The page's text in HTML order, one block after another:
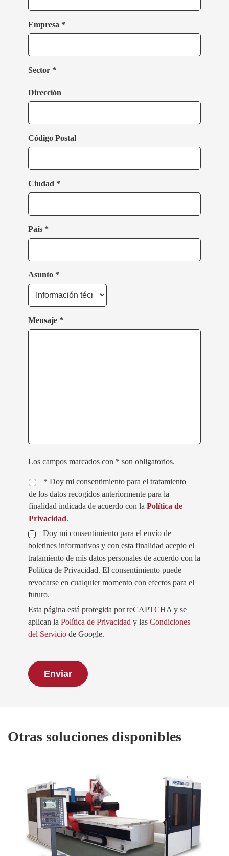
Empresa *
Sector *
Dirección
Código Postal
Ciudad *
País *
Asunto *
Mensaje *
Los campos marcados con * son obligatorios.
* Doy mi consentimiento para el tratamiento
de los datos recogidos anteriormente para la
finalidad indicada de acuerdo con la Política de
Privacidad.
Doy mi consentimiento para el envío de
boletines informativos y con esta finalidad acepto el
tratamiento de mis datos personales de acuerdo con la
Política de Privacidad. El consentimiento puede
revocarse en cualquier momento con efectos para el
futuro.
Esta página está protegida por reCAPTCHA y se
aplican la Política de Privacidad y las Condiciones
del Servicio de Google.
Otras soluciones disponibles